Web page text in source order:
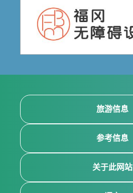
旅游信息
参考信息
关于此网站